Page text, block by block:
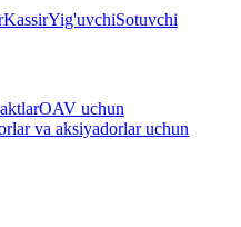
KassirYig'uvchiSotuvchi
OAV uchun
va aksiyadorlar uchun